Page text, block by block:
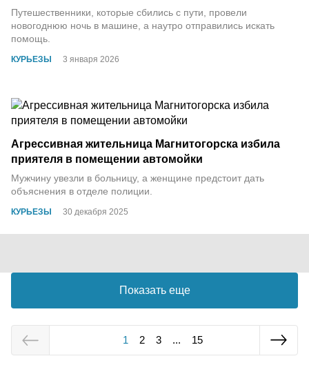
КУРЬЕЗЫ 3 января 2026
Путешественники, которые сбились с пути, провели
новогоднюю ночь в машине, а наутро отправились искать
помощь.
КУРЬЕЗЫ 30 декабря 2025
Агрессивная жительница Магнитогорска избила
приятеля в помещении автомойки
Мужчину увезли в больницу, а женщине предстоит дать
объяснения в отделе полиции.
Показать еще
1 2 3 ... 15